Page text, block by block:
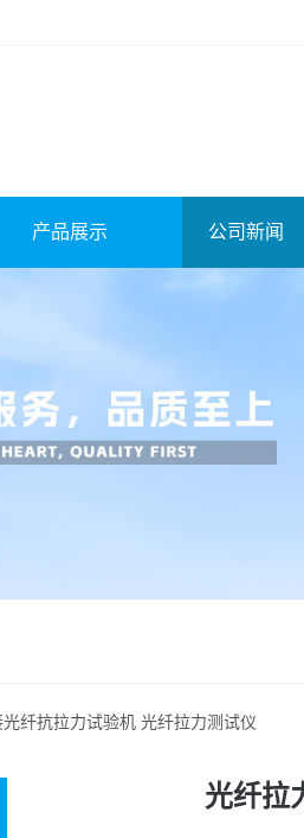
产品展示 公司新闻
纤抗拉力试验机 光纤拉力测试仪
光纤拉